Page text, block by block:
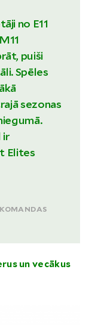
no E11
puiši
Spēles
sezonas
ir
Elites
un vecākus